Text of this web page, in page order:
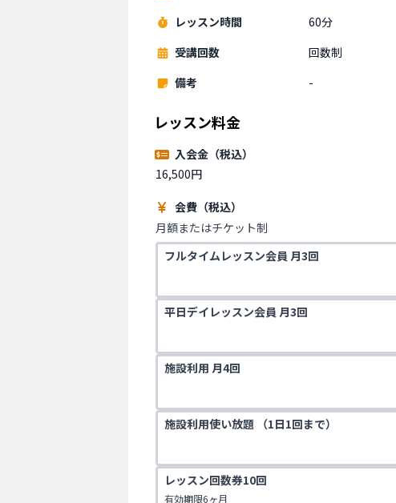
レッスン時間
60分
受講回数
回数制
備考
-
レッスン料金
入会金（税込）
16,500円
会費（税込）
月額またはチケット制
フルタイムレッスン会員 月3回
平日デイレッスン会員 月3回
施設利用 月4回
施設利用使い放題 （1日1回まで）
レッスン回数券10回
有効期限6ヶ月